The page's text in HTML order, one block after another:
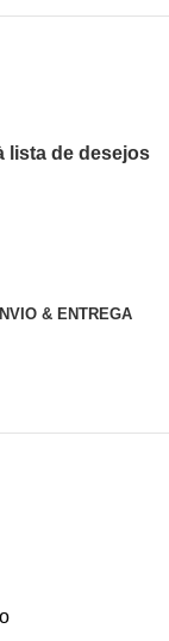
lista de desejos
& ENTREGA